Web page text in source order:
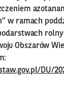
w ramach
Obszarów
DU/